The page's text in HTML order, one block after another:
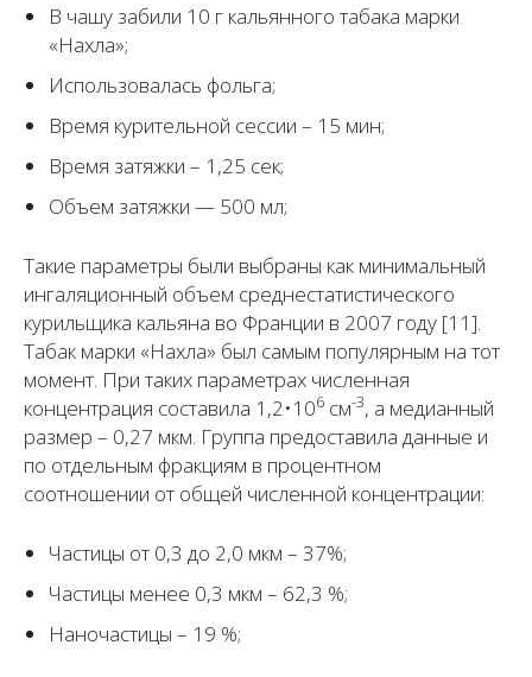
В чашу забили 10 г кальянного табака марки
«Нахла»;
Использовалась фольга;
Время курительной сессии – 15 мин;
Время затяжки – 1,25 сек;
Объем затяжки — 500 мл;
Такие параметры были выбраны как минимальный
ингаляционный объем среднестатистического
курильщика кальяна во Франции в 2007 году [11].
Табак марки «Нахла» был самым популярным на тот
момент. При таких параметрах численная
концентрация составила 1,2•106 см-3, а медианный
размер – 0,27 мкм. Группа предоставила данные и
по отдельным фракциям в процентном
соотношении от общей численной концентрации:
Частицы от 0,3 до 2,0 мкм – 37%;
Частицы менее 0,3 мкм – 62,3 %;
Наночастицы – 19 %;